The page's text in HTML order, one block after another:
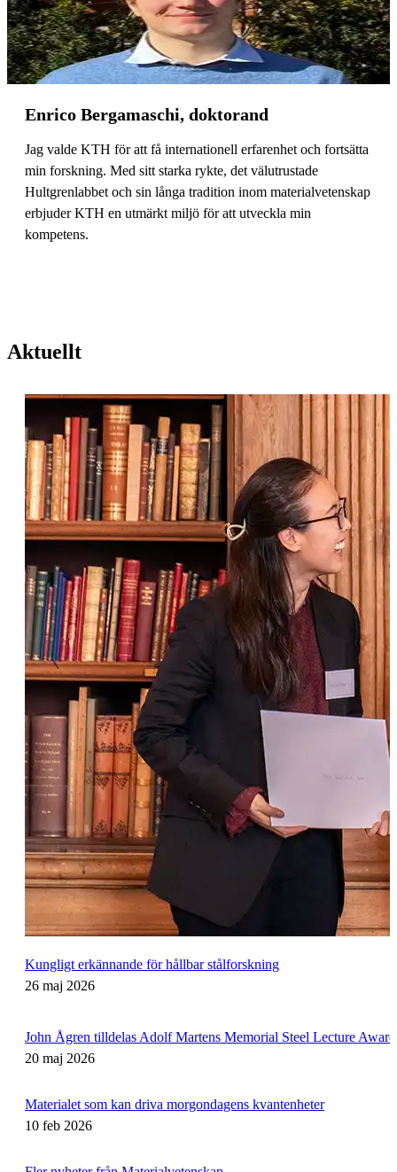
Enrico Bergamaschi, doktorand
Jag valde KTH för att få internationell erfarenhet och fortsätta
min forskning. Med sitt starka rykte, det välutrustade
Hultgrenlabbet och sin långa tradition inom materialvetenskap
erbjuder KTH en utmärkt miljö för att utveckla min
kompetens.
Aktuellt
Kungligt erkännande för hållbar stålforskning
26 maj 2026
John Ågren tilldelas Adolf Martens Memorial Steel Lecture Award
20 maj 2026
Materialet som kan driva morgondagens kvantenheter
10 feb 2026